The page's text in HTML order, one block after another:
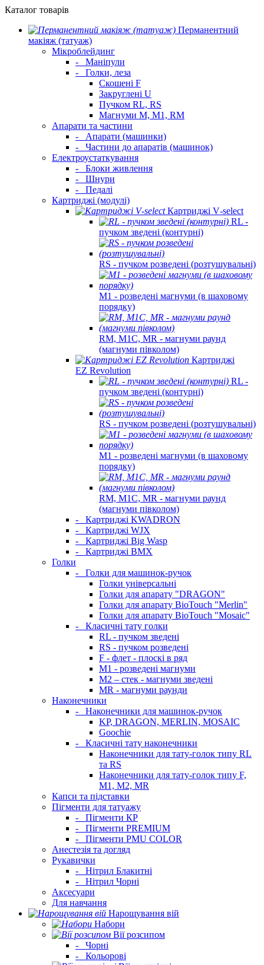
Каталог товарів
Перманентний
макіяж (татуаж)
Мікроблейдинг
-
Маніпули
-
Голки, леза
Скошені F
Закруглені U
Пучком RL, RS
Магнуми M, M1, RM
Апарати та частини
-
Апарати (машинки)
-
Частини до апаратів (машинок)
Електроустаткування
-
Блоки живлення
-
Шнури
-
Педалі
Картриджі (модулі)
Картриджі V‑select
RL -
пучком зведені (контурні)
RS - пучком розведені (розтушувальні)
M1 - розведені магнуми (в шаховому
порядку)
RM, M1C, MR - магнуми раунд
(магнуми півколом)
Картриджі
EZ Revolution
RL -
пучком зведені (контурні)
RS - пучком розведені (розтушувальні)
M1 - розведені магнуми (в шаховому
порядку)
RM, M1C, MR - магнуми раунд
(магнуми півколом)
-
Картриджі KWADRON
-
Картриджі WJX
-
Картриджі Big Wasp
-
Картриджі BMX
Голки
-
Голки для машинок-ручок
Голки універсальні
Голки для апарату "DRAGON"
Голки для апарату BioTouch "Merlin"
Голки для апарату BioTouch "Mosaic"
-
Класичні тату голки
RL - пучком зведені
RS - пучком розведені
F - флет - плоскі в ряд
M1 - розведені магнуми
M2 – стек - магнуми зведені
MR - магнуми раунди
Наконечники
-
Наконечники для машинок-ручок
KP, DRAGON, MERLIN, MOSAIC
Goochie
-
Класичні тату наконечники
Наконечники для тату-голок типу RL
та RS
Наконечники для тату-голок типу F,
M1, M2, MR
Капси та підставки
Пігменти для татуажу
-
Пігменти КР
-
Пігменти PREMIUM
-
Пігменти PMU COLOR
Анестезія та догляд
Рукавички
-
Нітрил Блакитні
-
Нітрил Чорні
Аксесуари
Для навчання
Нарощування вій
Набори
Вії розсипом
-
Чорні
-
Кольорові